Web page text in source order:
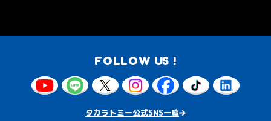
FOLLOW US !
タカラトミー公式SNS一覧